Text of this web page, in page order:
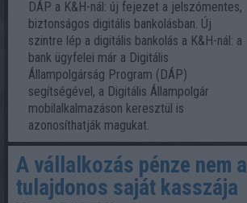
DÁP a K&H-nál: új fejezet a jelszómentes,
biztonságos digitális bankolásban. Új
szintre lép a digitális bankolás a K&H-nál: a
bank ügyfelei már a Digitális
Állampolgárság Program (DÁP)
segítségével, a Digitális Állampolgár
mobilalkalmazáson keresztül is
azonosíthatják magukat.
A vállalkozás pénze nem a
tulajdonos saját kasszája